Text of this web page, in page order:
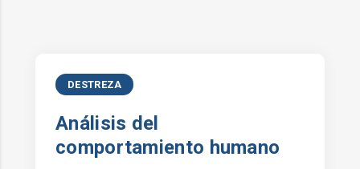
DESTREZA
Análisis del
comportamiento humano